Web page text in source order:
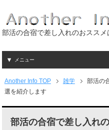
部活の合宿で差し入れのおスス
メニュー
Another Info TOP 雑学
部活の
選を紹介します
部活の合宿で差し入れ